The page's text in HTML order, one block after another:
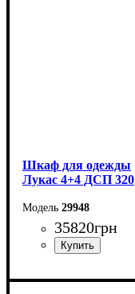
Шкаф для одежды
Лукас 4+4 ДСП 320
29948
35820грн
Ширина: 320 см